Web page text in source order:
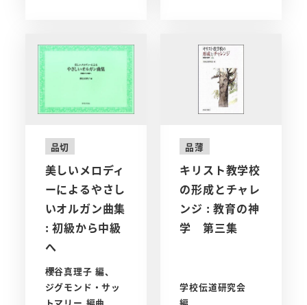
品切
美しいメロディ
ーによるやさし
いオルガン曲集
: 初級から中級
へ
櫻谷真理子 編、
ジグモンド・サッ
トマリー 編曲
品薄
キリスト教学校
の形成とチャレ
ンジ : 教育の神
学 第三集
学校伝道研究会
編